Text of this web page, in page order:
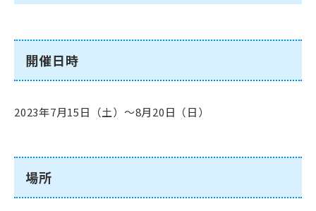
開催日時
2023年7月15日（土）～8月20日（日）
場所